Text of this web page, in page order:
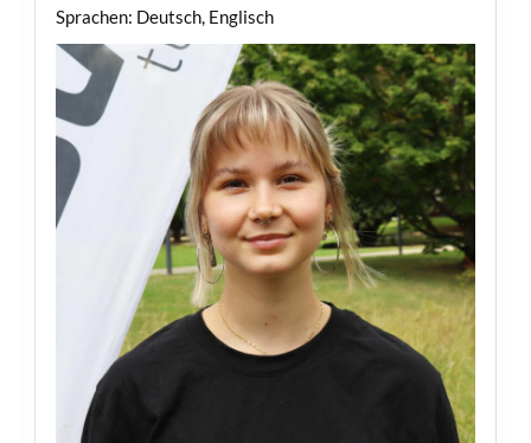
Sprachen: Deutsch, Englisch